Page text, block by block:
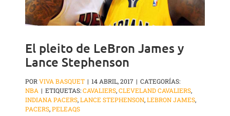
El pleito de LeBron James y
Lance Stephenson
PORVIVA BASQUET | 14 ABRIL, 2017 | CATEGORÍAS:
NBA | ETIQUETAS:CAVALIERS,CLEVELAND CAVALIERS,
INDIANA PACERS,LANCE STEPHENSON,LEBRON JAMES,
PACERS,PELEAQS